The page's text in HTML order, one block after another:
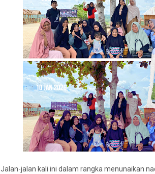
Jalan-jalan kali ini dalam rangka menunaikan